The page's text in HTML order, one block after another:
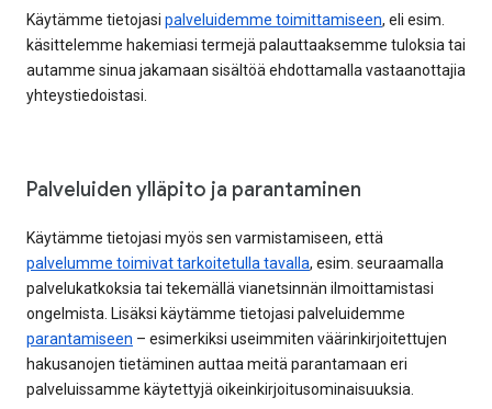
Käytämme tietojasi palveluidemme toimittamiseen, eli esim.
käsittelemme hakemiasi termejä palauttaaksemme tuloksia tai
autamme sinua jakamaan sisältöä ehdottamalla vastaanottajia
yhteystiedoistasi.
Palveluiden ylläpito ja parantaminen
Käytämme tietojasi myös sen varmistamiseen, että
palvelumme toimivat tarkoitetulla tavalla, esim. seuraamalla
palvelukatkoksia tai tekemällä vianetsinnän ilmoittamistasi
ongelmista. Lisäksi käytämme tietojasi palveluidemme
parantamiseen – esimerkiksi useimmiten väärinkirjoitettujen
hakusanojen tietäminen auttaa meitä parantamaan eri
palveluissamme käytettyjä oikeinkirjoitusominaisuuksia.